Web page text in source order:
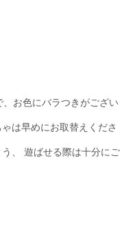
、お色にバラつきがござい
は早めにお取替えくださ
、 遊ばせる際は十分にご